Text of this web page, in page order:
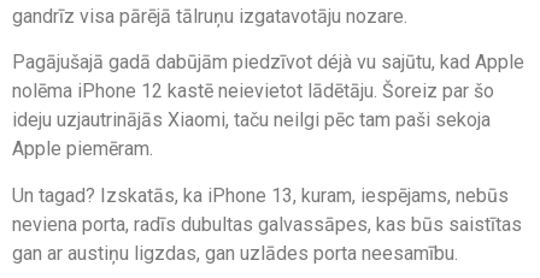
gandrīz visa pārējā tālruņu izgatavotāju nozare.
Pagājušajā gadā dabūjām piedzīvot déjà vu sajūtu, kad Apple
nolēma iPhone 12 kastē neievietot lādētāju. Šoreiz par šo
ideju uzjautrinājās Xiaomi, taču neilgi pēc tam paši sekoja
Apple piemēram.
Un tagad? Izskatās, ka iPhone 13, kuram, iespējams, nebūs
neviena porta, radīs dubultas galvassāpes, kas būs saistītas
gan ar austiņu ligzdas, gan uzlādes porta neesamību.